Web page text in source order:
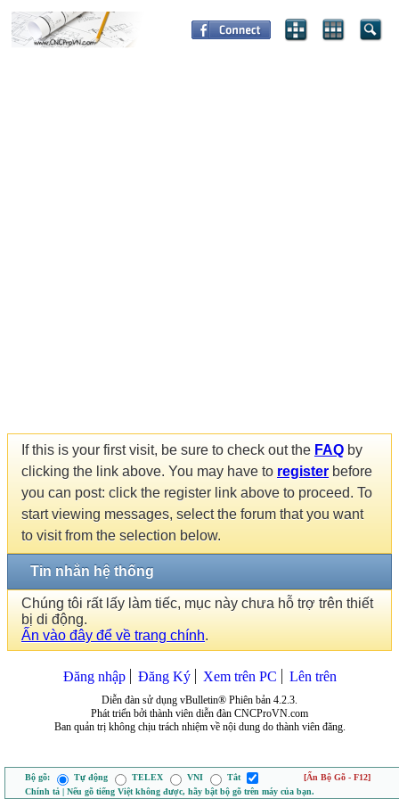
If this is your first visit, be sure to check out the FAQ by
clicking the link above. You may have to register before
you can post: click the register link above to proceed. To
start viewing messages, select the forum that you want
to visit from the selection below.
Tin nhắn hệ thống
Chúng tôi rất lấy làm tiếc, mục này chưa hỗ trợ trên thiết
bị di động.
Ấn vào đây để về trang chính.
Đăng nhập Đăng Ký Xem trên PC Lên trên
Diễn đàn sử dụng vBulletin® Phiên bản 4.2.3.
Phát triển bởi thành viên diễn đàn CNCProVN.com
Ban quản trị không chịu trách nhiệm về nội dung do thành viên đăng.
Bộ gõ: Tự động TELEX VNI Tắt
[Ẩn Bộ Gõ - F12]
Chính tả | Nếu gõ tiếng Việt không được, hãy bật bộ gõ trên máy của bạn.